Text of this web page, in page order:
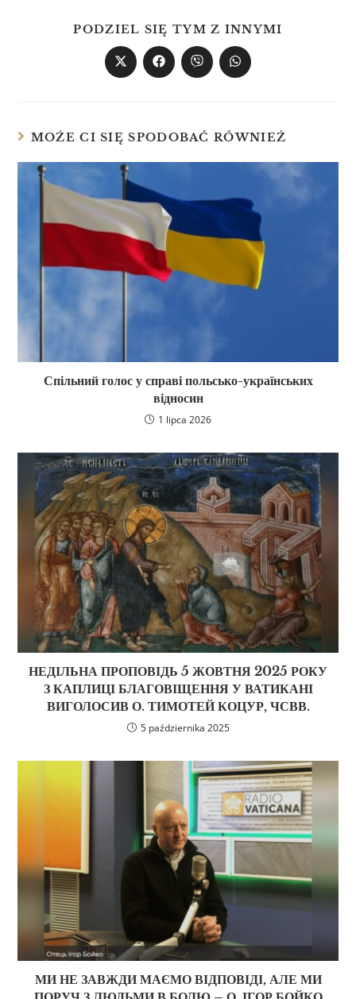
PODZIEL SIĘ TYM Z INNYMI
MOŻE CI SIĘ SPODOBAĆ RÓWNIEŻ
Спільний голос у справі польсько-українських
відносин
1 lipca 2026
НЕДІЛЬНА ПРОПОВІДЬ 5 ЖОВТНЯ 2025 РОКУ
З КАПЛИЦІ БЛАГОВІЩЕННЯ У ВАТИКАНІ
ВИГОЛОСИВ О. ТИМОТЕЙ КОЦУР, ЧСВВ.
5 października 2025
МИ НЕ ЗАВЖДИ МАЄМО ВІДПОВІДІ, АЛЕ МИ